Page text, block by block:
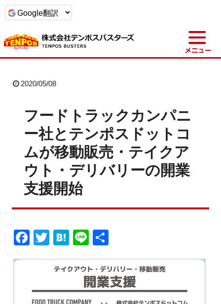
o
g
g
l
2020/05/08
フードトラックカンパニ
ー社とテンポスドットコ
ムが移動販売・テイクア
ウト・デリバリーの開業
支援開始
F
e
T
tt
er
H
e
n
Li
e